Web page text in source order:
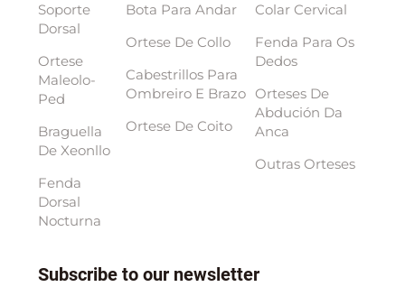
Soporte
Dorsal
Ortese
Maleolo-
Ped
Braguella
De Xeonllo
Fenda
Dorsal
Nocturna
Bota Para Andar
Ortese De Collo
Cabestrillos Para
Ombreiro E Brazo
Ortese De Coito
Colar Cervical
Fenda Para Os
Dedos
Orteses De
Abdución Da
Anca
Outras Orteses
Subscribe to our newsletter